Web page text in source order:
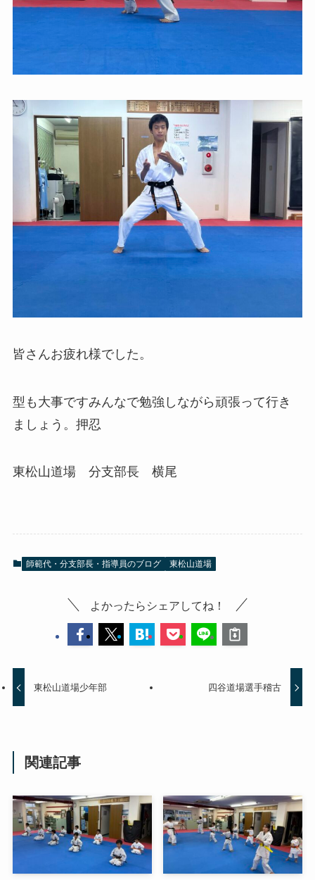
皆さんお疲れ様でした。
型も大事ですみんなで勉強しながら頑張って行き
ましょう。押忍
東松山道場 分支部長 横尾
師範代・分支部長・指導員のブログ 東松山道場
よかったらシェアしてね！
東松山道場少年部 四谷道場選手稽古
関連記事